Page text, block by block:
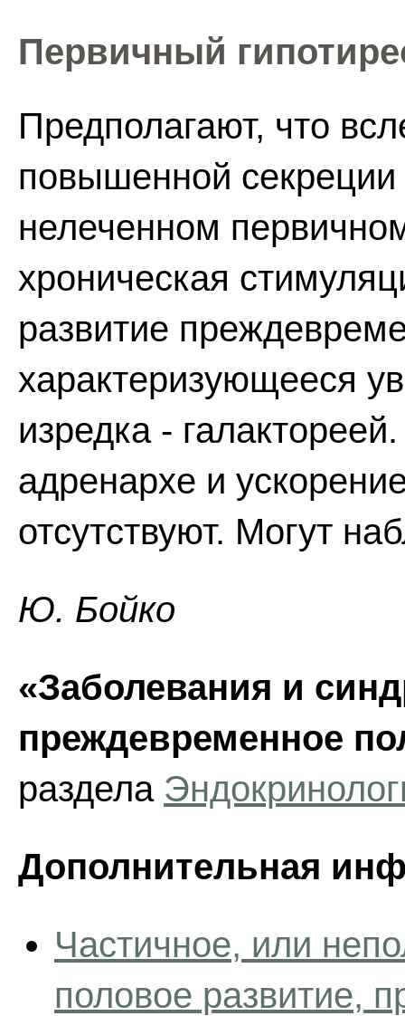
Первичный
Предполагают, что
повышенной
нелеченном
хроническая
развитие
характеризующееся
изредка -
адренархе и
отсутствуют. Могут
Ю. Бойко
«Заболевания и
преждевременное
раздела
Дополнительная
Частичное, или
половое развитие,